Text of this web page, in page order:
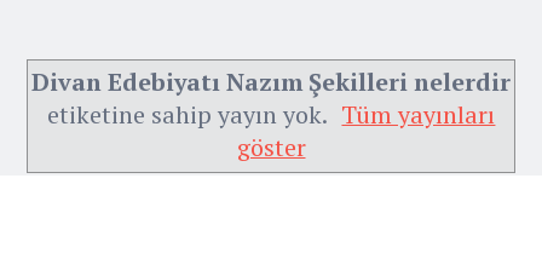
Divan Edebiyatı Nazım Şekilleri nelerdir
etiketine sahip yayın yok. Tüm yayınları
göster